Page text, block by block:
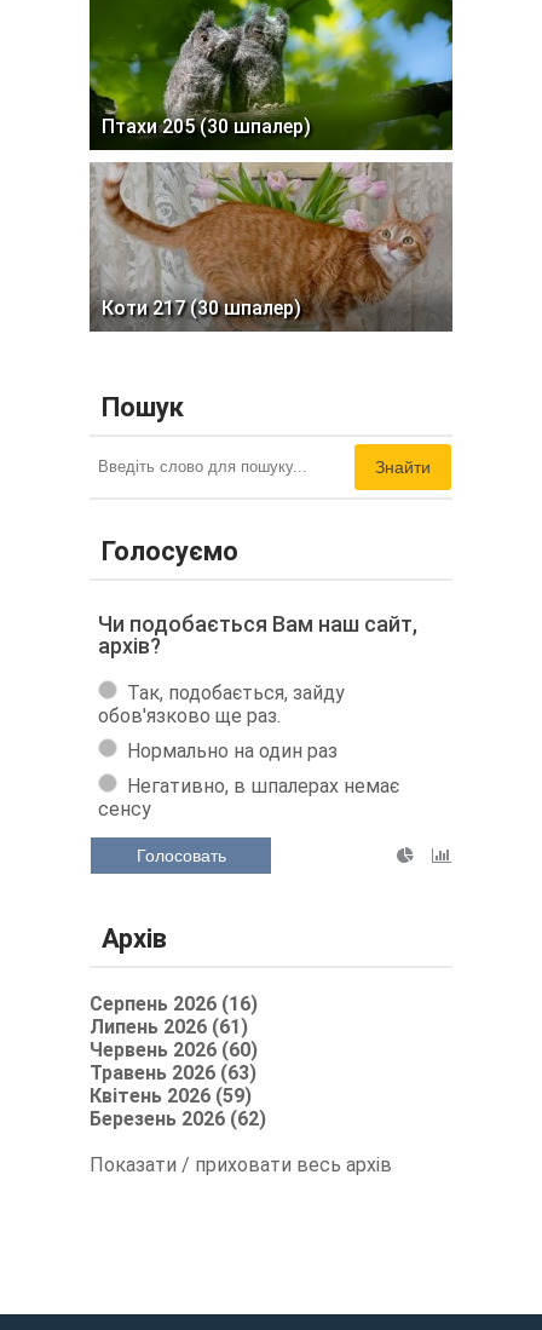
Птахи 205 (30 шпалер)
Коти 217 (30 шпалер)
Пошук
Знайти
Голосуємо
Чи подобається Вам наш сайт,
архів?
Так, подобається, зайду
обов'язково ще раз.
Нормально на один раз
Негативно, в шпалерах немає
сенсу
Голосовать
Архів
Серпень 2026 (16)
Липень 2026 (61)
Червень 2026 (60)
Травень 2026 (63)
Квітень 2026 (59)
Березень 2026 (62)
Показати / приховати весь архів